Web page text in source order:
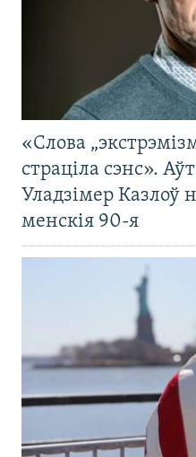
«Слова
страціла сэнс».
Уладзімер Казлоў
менскія 90-я